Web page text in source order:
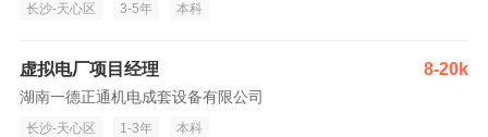
长沙-天心区 3-5年 本科
虚拟电厂项目经理 8-20k
湖南一德正通机电成套设备有限公司
长沙-天心区 1-3年 本科